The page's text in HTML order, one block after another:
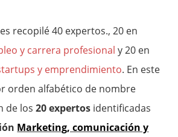
recopilé 40 expertos., 20 en
y carrera profesional y 20 en
y emprendimiento. En este
orden alfabético de nombre
de los20 expertos identificadas
Marketing, comunicación y